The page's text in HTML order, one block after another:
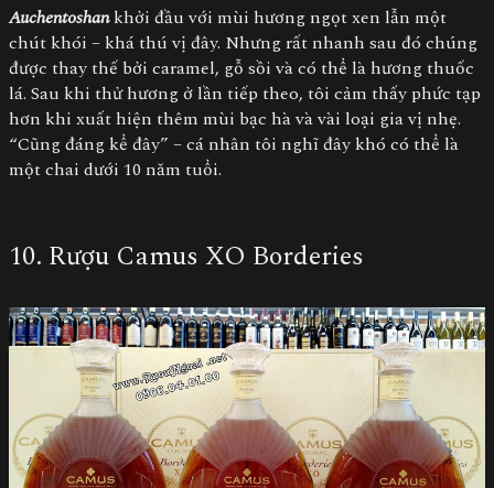
Auchentoshankhởi đầu với mùi hương ngọt xen lẫn một
chút khói – khá thú vị đây. Nhưng rất nhanh sau đó chúng
được thay thế bởi caramel, gỗ sồi và có thể là hương thuốc
lá. Sau khi thử hương ở lần tiếp theo, tôi cảm thấy phức tạp
hơn khi xuất hiện thêm mùi bạc hà và vài loại gia vị nhẹ.
“Cũng đáng kể đây” – cá nhân tôi nghĩ đây khó có thể là
một chai dưới 10 năm tuổi.
10. Rượu Camus XO Borderies